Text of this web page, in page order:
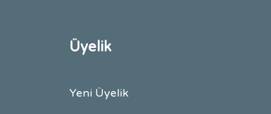
Üyelik
Yeni Üyelik